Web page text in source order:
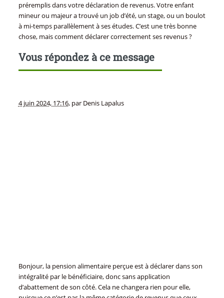
préremplis dans votre déclaration de revenus. Votre enfant
mineur ou majeur a trouvé un job d’été, un stage, ou un boulot
à mi-temps parallèlement à ses études. C’est une très bonne
chose, mais comment déclarer correctement ses revenus ?
Vous répondez à ce message
4 juin 2024, 17:16, par Denis Lapalus
Bonjour, la pension alimentaire perçue est à déclarer dans son
intégralité par le bénéficiaire, donc sans application
d’abattement de son côté. Cela ne changera rien pour elle,